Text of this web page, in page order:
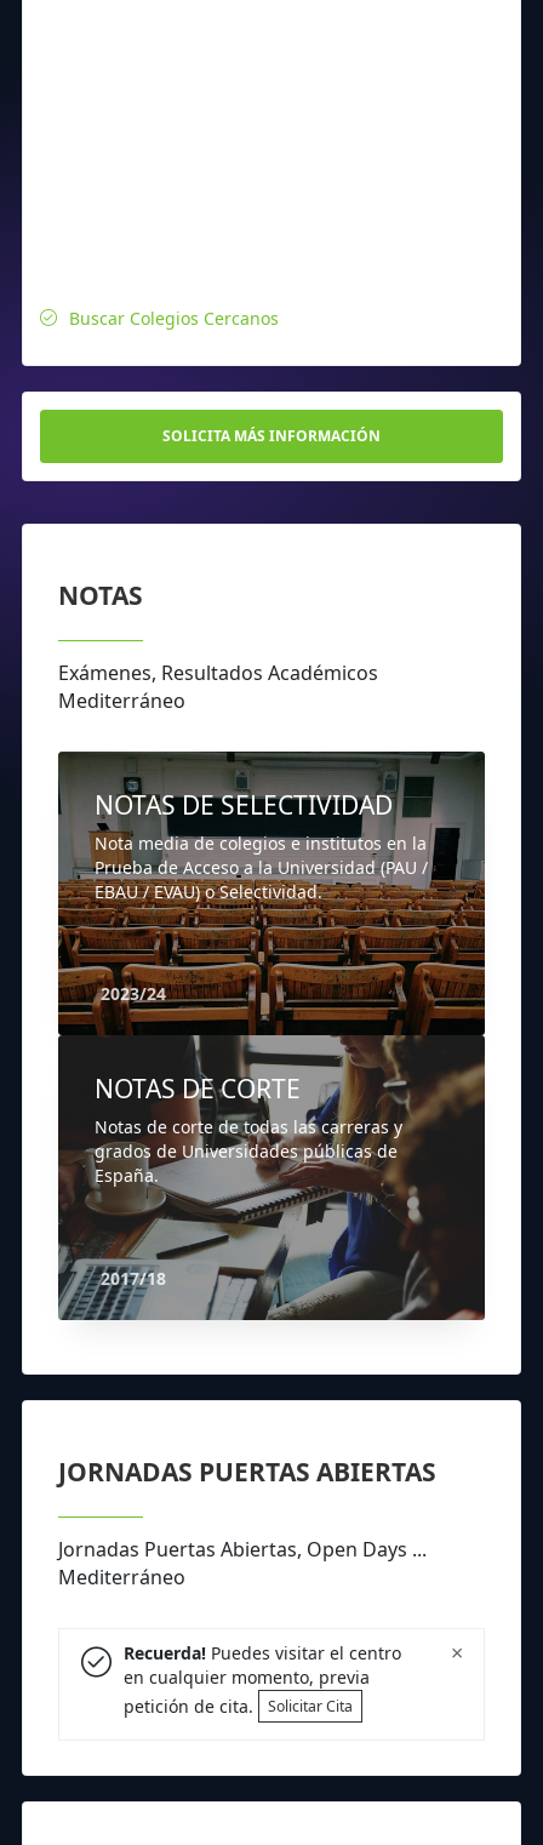
Buscar Colegios Cercanos
SOLICITA MÁS INFORMACIÓN
NOTAS
Exámenes, Resultados Académicos
Mediterráneo
NOTAS DE SELECTIVIDAD
Nota media de colegios e institutos en la
Prueba de Acceso a la Universidad (PAU /
EBAU / EVAU) o Selectividad.
2023/24
NOTAS DE CORTE
Notas de corte de todas las carreras y
grados de Universidades públicas de
España.
2017/18
JORNADAS PUERTAS ABIERTAS
Jornadas Puertas Abiertas, Open Days ...
Mediterráneo
×
Recuerda!Puedes visitar el centro
en cualquier momento, previa
petición de cita.
Solicitar Cita